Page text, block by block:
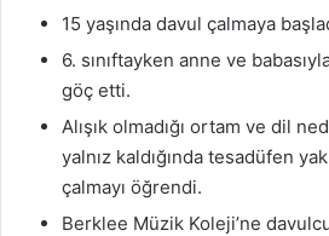
15 yaşında davul çalmaya
6. sınıftayken anne ve
göç etti.
Alışık olmadığı ortam ve dil
yalnız kaldığında tesadüfen
çalmayı öğrendi.
Berklee Müzik Koleji’ne